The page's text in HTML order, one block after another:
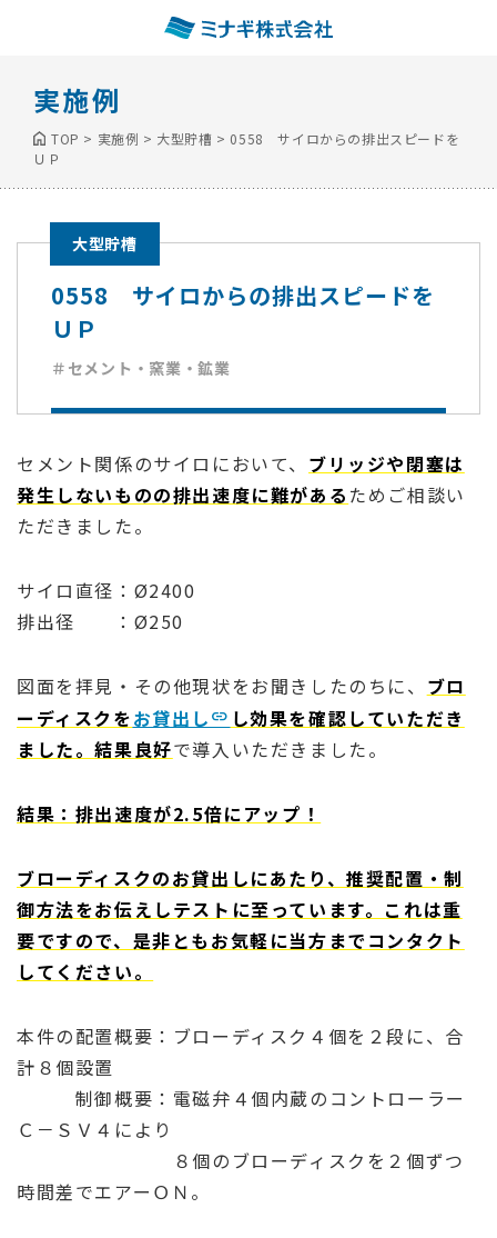
実施例
TOP > 実施例 > 大型貯槽 > 0558 サイロからの排出スピードを
ＵＰ
大型貯槽
0558 サイロからの排出スピードを
ＵＰ
＃セメント・窯業・鉱業
セメント関係のサイロにおいて、 ブリッジや閉塞は
発生しないものの排出速度に難がある ためご相談い
ただきました。
サイロ直径：Ø2400
排出径 ：Ø250
図面を拝見・その他現状をお聞きしたのちに、 ブロ
ーディスクをお貸出し
し効果を確認していただき
ました。結果良好で導入いただきました。
結果：排出速度が2.5倍にアップ！
ブローディスクのお貸出しにあたり、推奨配置・制
御方法をお伝えしテストに至っています。これは重
要ですので、是非ともお気軽に当方までコンタクト
してください。
本件の配置概要：ブローディスク４個を２段に、合
計８個設置
制御概要：電磁弁４個内蔵のコントローラー
Ｃ－ＳＶ４により
８個のブローディスクを２個ずつ
時間差でエアーＯＮ。